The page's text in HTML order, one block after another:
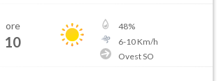
ore
10
48%
6-10Km/h
Ovest SO